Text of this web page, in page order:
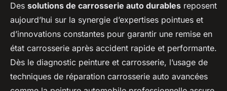
Des solutions de carrosserie auto durables reposent
aujourd’hui sur la synergie d’expertises pointues et
d’innovations constantes pour garantir une remise en
état carrosserie après accident rapide et performante.
Dès le diagnostic peinture et carrosserie, l’usage de
techniques de réparation carrosserie auto avancées